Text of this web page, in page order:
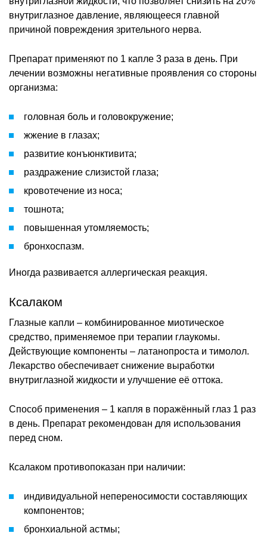
внутриглазное давление, являющееся главной
причиной повреждения зрительного нерва.
Препарат применяют по 1 капле 3 раза в день. При
лечении возможны негативные проявления со стороны
организма:
головная боль и головокружение;
жжение в глазах;
развитие конъюнктивита;
раздражение слизистой глаза;
кровотечение из носа;
тошнота;
повышенная утомляемость;
бронхоспазм.
Иногда развивается аллергическая реакция.
Ксалаком
Глазные капли – комбинированное миотическое
средство, применяемое при терапии глаукомы.
Действующие компоненты – латанопроста и тимолол.
Лекарство обеспечивает снижение выработки
внутриглазной жидкости и улучшение её оттока.
Способ применения – 1 капля в поражённый глаз 1 раз
в день. Препарат рекомендован для использования
перед сном.
Ксалаком противопоказан при наличии:
индивидуальной непереносимости составляющих
компонентов;
бронхиальной астмы;